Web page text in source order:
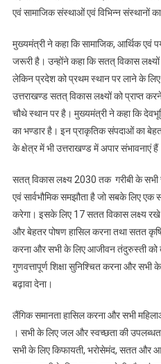
एवं सामाजिक संस्थाओं एवं विभिन्न संस्थानों
मुख्यमंत्री ने कहा कि सामाजिक, आर्थिक एवं
जरूरी है। उन्होंने कहा कि सतत् विकास
लेकिन प्रदेश को प्रथम स्थान पर लाने के
उत्तराखण्ड सतत् विकास लक्ष्यों को प्राप्त
चौथे स्थान पर है। मुख्यमंत्री ने कहा कि
का भण्डार है। इन प्राकृतिक संपदाओं का
के क्षेत्र में भी उत्तराखण्ड में अपार संभावनाएं
सतत् विकास लक्ष्य 2030 तक गरीबी के
एवं सार्वभौमिक समझौता है जो सबके लिए एक
करेगा। इसके लिए 17 सतत विकास लक्ष्य रखे
और बेहतर पोषण हासिल करना तथा सतत
करना और सभी के लिए आजीवन तंदुरुस्ती को
गुणवत्तापूर्ण शिक्षा सुनिश्चित करना और सभी
बढ़ावा देना।
लैंगिक समानता हासिल करना और सभी
। सभी के लिए जल और स्वच्छता की
सभी के लिए किफायती, भरोसेमंद, सतत और